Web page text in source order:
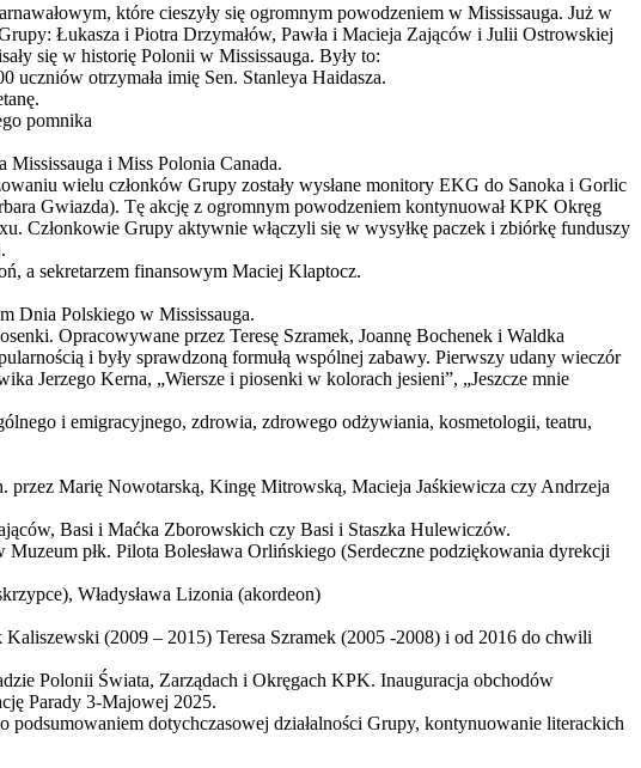
które cieszyły się ogromnym powodzeniem w Mississauga. Już w
Łukasza i Piotra Drzymałów, Pawła i Macieja Zająców i Julii Ostrowskiej
się w historię Polonii w Mississauga. Były to:
uczniów otrzymała imię Sen. Stanleya Haidasza.
pomnika
i Miss Polonia Canada.
wielu członków Grupy zostały wysłane monitory EKG do Sanoka i Gorlic
Gwiazda). Tę akcję z ogromnym powodzeniem kontynuował KPK Okręg
Członkowie Grupy aktywnie włączyli się w wysyłkę paczek i zbiórkę funduszy
a sekretarzem finansowym Maciej Klaptocz.
Dnia Polskiego w Mississauga.
Opracowywane przez Teresę Szramek, Joannę Bochenek i Waldka
i były sprawdzoną formułą wspólnej zabawy. Pierwszy udany wieczór
Jerzego Kerna, „Wiersze i piosenki w kolorach jesieni”, „Jeszcze mnie
i emigracyjnego, zdrowia, zdrowego odżywiania, kosmetologii, teatru,
przez Marię Nowotarską, Kingę Mitrowską, Macieja Jaśkiewicza czy Andrzeja
Basi i Maćka Zborowskich czy Basi i Staszka Hulewiczów.
płk. Pilota Bolesława Orlińskiego (Serdeczne podziękowania dyrekcji
Władysława Lizonia (akordeon)
(2009 – 2015) Teresa Szramek (2005 -2008) i od 2016 do chwili
Polonii Świata, Zarządach i Okręgach KPK. Inauguracja obchodów
Parady 3-Majowej 2025.
dotychczasowej działalności Grupy, kontynuowanie literackich